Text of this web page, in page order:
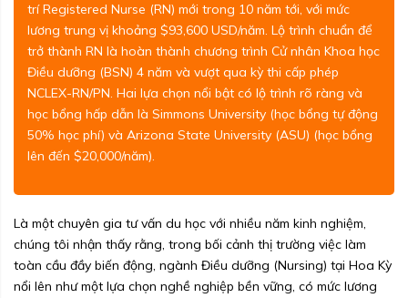
trí Registered Nurse (RN) mới trong 10 năm tới, với mức
lương trung vị khoảng $93,600 USD/năm. Lộ trình chuẩn để
trở thành RN là hoàn thành chương trình Cử nhân Khoa học
Điều dưỡng (BSN) 4 năm và vượt qua kỳ thi cấp phép
NCLEX-RN/PN. Hai lựa chọn nổi bật có lộ trình rõ ràng và
học bổng hấp dẫn là Simmons University (học bổng tự động
50% học phí) và Arizona State University (ASU) (học bổng
lên đến $20,000/năm).
Là một chuyên gia tư vấn du học với nhiều năm kinh nghiệm,
chúng tôi nhận thấy rằng, trong bối cảnh thị trường việc làm
toàn cầu đầy biến động, ngành Điều dưỡng (Nursing) tại Hoa Kỳ
nổi lên như một lựa chọn nghề nghiệp bền vững, có mức lương